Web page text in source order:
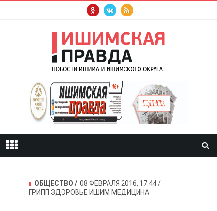
ОБЩЕСТВО
08 ФЕВРАЛЯ 2016, 17:44
ГРИПП ЗДОРОВЬЕ ИШИМ МЕДИЦИНА